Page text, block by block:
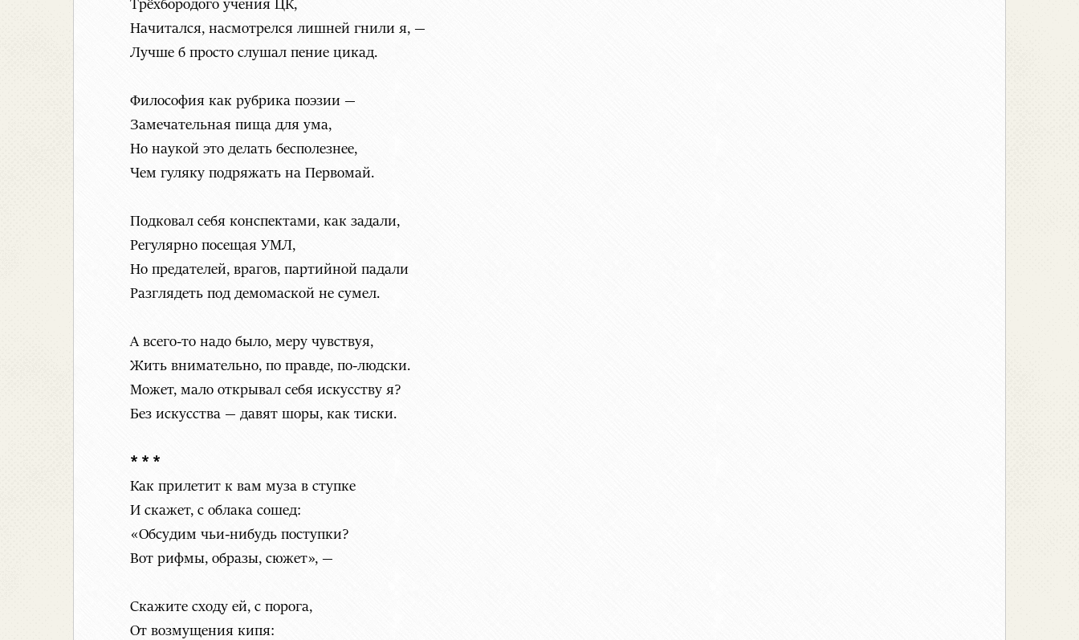
Трёхбородого учения ЦК,
Начитался, насмотрелся лишней гнили я, —
Лучше б просто слушал пение цикад.
Философия как рубрика поэзии —
Замечательная пища для ума,
Но наукой это делать бесполезнее,
Чем гуляку подряжать на Первомай.
Подковал себя конспектами, как задали,
Регулярно посещая УМЛ,
Но предателей, врагов, партийной падали
Разглядеть под демомаской не сумел.
А всего-то надо было, меру чувствуя,
Жить внимательно, по правде, по-людски.
Может, мало открывал себя искусству я?
Без искусства — давят шоры, как тиски.
* * *
Как прилетит к вам муза в ступке
И скажет, с облака сошед:
«Обсудим чьи-нибудь поступки?
Вот рифмы, образы, сюжет», —
Скажите сходу ей, с порога,
От возмущения кипя: